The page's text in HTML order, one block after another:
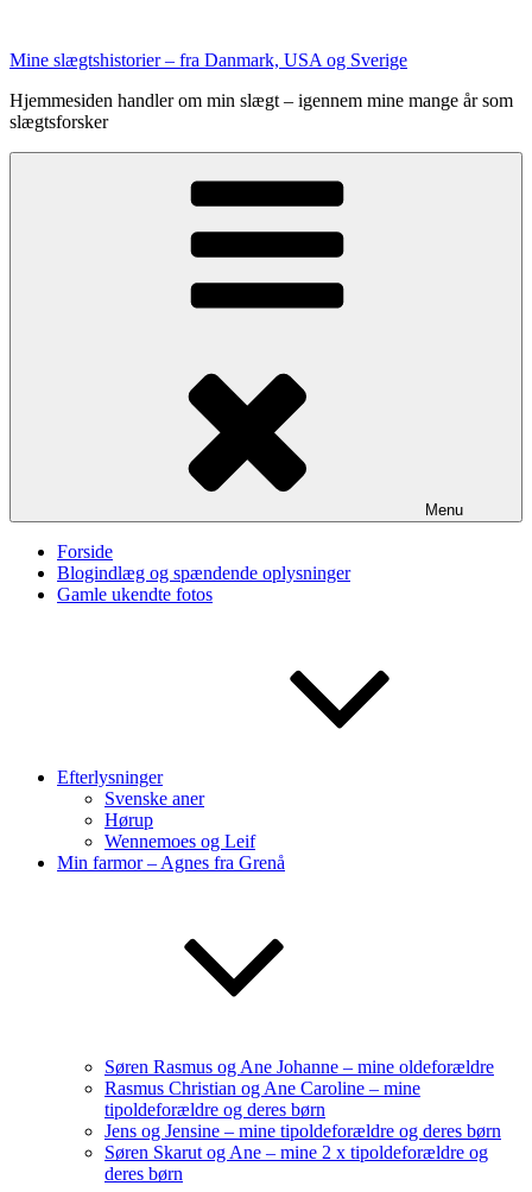
indhold
Mine slægtshistorier – fra Danmark, USA og Sverige
Hjemmesiden handler om min slægt – igennem mine mange år som
slægtsforsker
Menu
Forside
Blogindlæg og spændende oplysninger
Gamle ukendte fotos
Efterlysninger
Svenske aner
Hørup
Wennemoes og Leif
Min farmor – Agnes fra Grenå
Søren Rasmus og Ane Johanne – mine oldeforældre
Rasmus Christian og Ane Caroline – mine
tipoldeforældre og deres børn
Jens og Jensine – mine tipoldeforældre og deres børn
Søren Skarut og Ane – mine 2 x tipoldeforældre og
deres børn